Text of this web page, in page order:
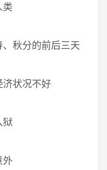
的前后三天
状况不好